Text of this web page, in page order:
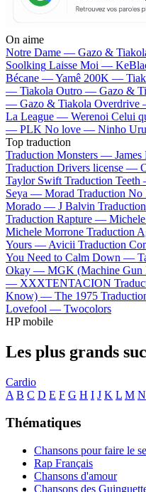
On aime
Notre Dame — Gazo &
Soolking Laisse Moi —
Bécane —Yamê 200K —
— Tiakola Outro — Gazo &
— Gazo & Tiakola
La League — Werenoi Celui
— PLK No love — Ninho
Top traduction
Traduction Monsters —
Traduction Drivers license —
Taylor Swift Traduction
Seya — Morad Traduction
Morado — J Balvin
Traduction Rapture —
Michele Morrone Traduction
Yours —Avicii Traduction
You Need to Calm Down —
Okay — MGK (Machine Gun
— XXXTENTACION
Know) — The 1975
Lovefool — Twocolors
HP mobile
Les plus grands
Cardio
A B C D E F G H I J K L M N
Thématiques
Chansons pour faire le
Rap Français
Chansons d'amour
Chansons des